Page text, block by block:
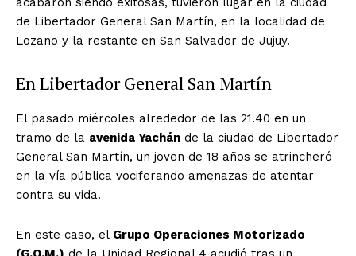
de Libertador General San Martín, en la localidad de
Lozano y la restante en San Salvador de Jujuy.
En Libertador General San Martín
El pasado miércoles alrededor de las 21.40 en un
tramo de la avenida Yachán de la ciudad de Libertador
General San Martín, un joven de 18 años se atrincheró
en la vía pública vociferando amenazas de atentar
contra su vida.
En este caso, el Grupo Operaciones Motorizado